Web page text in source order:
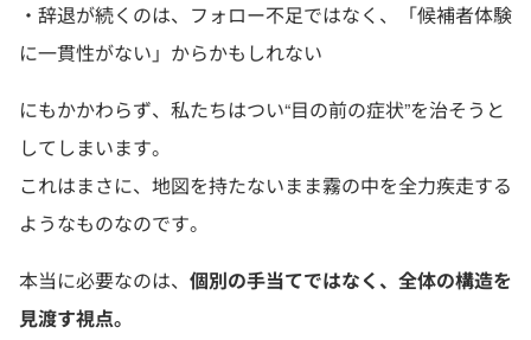
・辞退が続くのは、フォロー不足ではなく、「候補者体験
に一貫性がない」からかもしれない
にもかかわらず、私たちはつい“目の前の症状”を治そうと
してしまいます。
これはまさに、地図を持たないまま霧の中を全力疾走する
ようなものなのです。
本当に必要なのは、 個別の手当てではなく、全体の構造を
見渡す視点。